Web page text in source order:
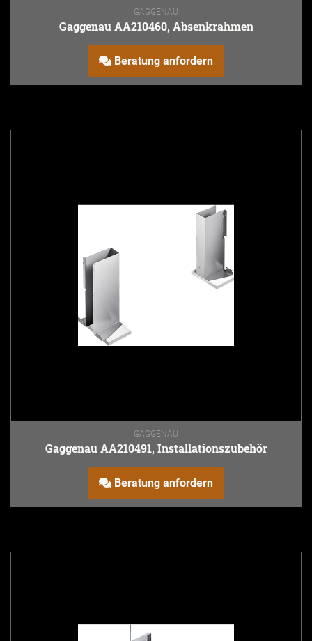
GAGGENAU
Gaggenau AA210460, Absenkrahmen
Beratung anfordern
GAGGENAU
Gaggenau AA210491, Installationszubehör
Beratung anfordern